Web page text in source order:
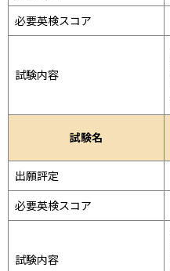
必要英検スコア
試験内容
試験名
出願評定
必要英検スコア
試験内容